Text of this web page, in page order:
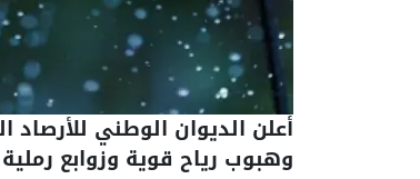
أعلن الديوان الوطني
وهبوب رياح قوية وزوابع